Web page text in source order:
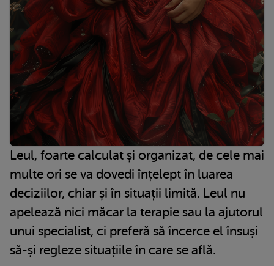
Leul, foarte calculat și organizat, de cele mai
multe ori se va dovedi înțelept în luarea
deciziilor, chiar și în situații limită. Leul nu
apelează nici măcar la terapie sau la ajutorul
unui specialist, ci preferă să încerce el însuși
să-și regleze situațiile în care se află.